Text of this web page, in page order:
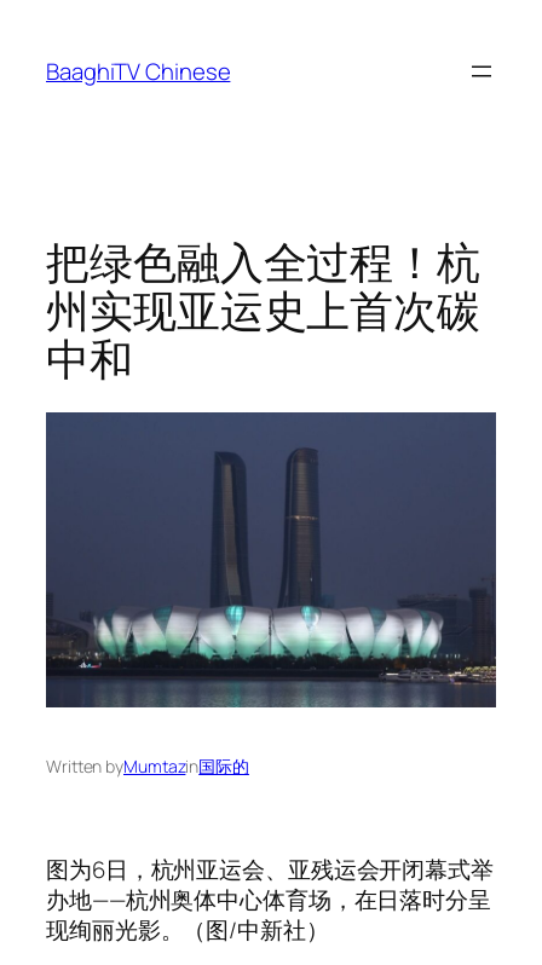
content
BaaghiTV Chinese
把绿色融入全过程！杭
州实现亚运史上首次碳
中和
Written byMumtazin国际的
图为6日，杭州亚运会、亚残运会开闭幕式举
办地——杭州奥体中心体育场，在日落时分呈
现绚丽光影。（图/中新社）